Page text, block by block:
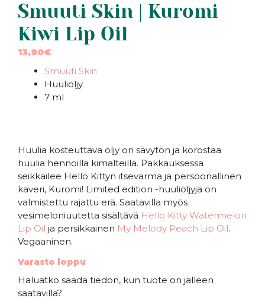
Smuuti Skin | Kuromi
Kiwi Lip Oil
13,90€
Smuuti Skin
Huuliöljy
7 ml
Huulia kosteuttava öljy on sävytön ja korostaa
huulia hennoilla kimalteilla. Pakkauksessa
seikkailee Hello Kittyn itsevarma ja persoonallinen
kaveri, Kuromi! Limited edition -huuliöljyjä on
valmistettu rajattu erä. Saatavilla myös
vesimeloniuutetta sisältävä Hello Kitty Watermelon
Lip Oil ja persikkainen My Melody Peach Lip Oil.
Vegaaninen.
Varasto loppu
Haluatko saada tiedon, kun tuote on jälleen
saatavilla?